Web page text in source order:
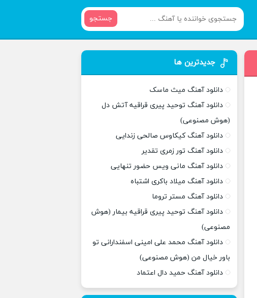
جستجو
جدیدترین ها
دانلود آهنگ میث ماسک
دانلود آهنگ توحید پیری قراقیه آتش دل
(هوش مصنوعی)
دانلود آهنگ کیکاوس صالحی زندایی
دانلود آهنگ تور زمری تقدیر
دانلود آهنگ مانی ویس حضور تنهایی
دانلود آهنگ میلاد باکری اشتباه
دانلود آهنگ مستر تروما
دانلود آهنگ توحید پیری قراقیه بیمار (هوش
مصنوعی)
دانلود آهنگ محمد علی امینی اسفندارانی تو
باور خیال من (هوش مصنوعی)
دانلود آهنگ حمید دال اعتماد